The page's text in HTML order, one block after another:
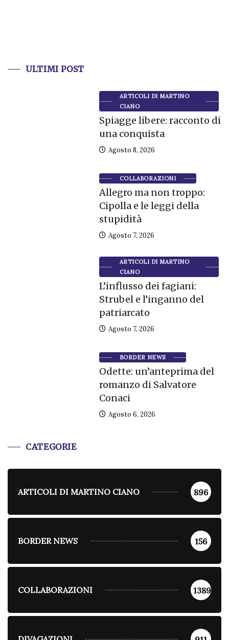
ULTIMI POST
ARTICOLI DI MARTINO
CIANO
Spiagge libere: racconto di
una conquista
Agosto 8, 2026
COLLABORAZIONI
Allegro ma non troppo:
Cipolla e le leggi della
stupidità
Agosto 7, 2026
ARTICOLI DI MARTINO
CIANO
L’influsso dei fagiani:
Strubel e l’inganno del
patriarcato
Agosto 7, 2026
BORDER NEWS
Odette: un’anteprima del
romanzo di Salvatore
Conaci
Agosto 6, 2026
CATEGORIE
ARTICOLI DI MARTINO CIANO 896
BORDER NEWS 156
COLLABORAZIONI 1389